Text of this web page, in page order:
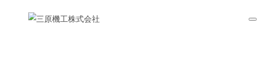
toggle